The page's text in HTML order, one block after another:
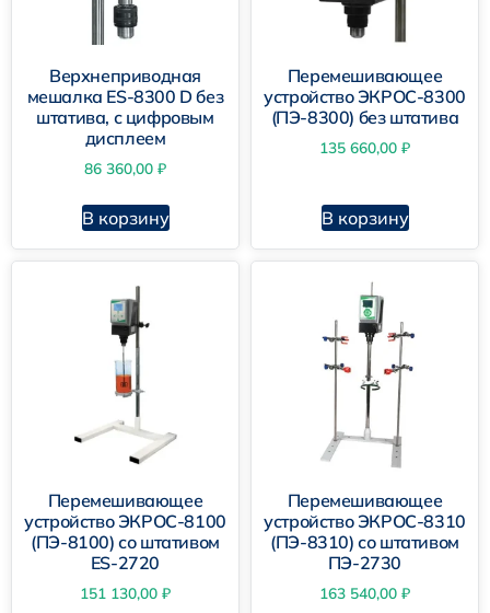
Верхнеприводная
мешалка ES-8300 D без
штатива, с цифровым
дисплеем
86 360,00 ₽
В корзину
Перемешивающее
устройство ЭКРОС-8300
(ПЭ-8300) без штатива
135 660,00 ₽
В корзину
Перемешивающее
устройство ЭКРОС-8100
(ПЭ-8100) со штативом
ES-2720
151 130,00 ₽
Перемешивающее
устройство ЭКРОС-8310
(ПЭ-8310) со штативом
ПЭ-2730
163 540,00 ₽